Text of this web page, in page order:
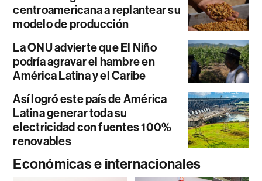
centroamericana a replantear su
modelo de producción
La ONU advierte que El Niño
podría agravar el hambre en
América Latina y el Caribe
Así logró este país de América
Latina generar toda su
electricidad con fuentes 100%
renovables
Económicas e internacionales